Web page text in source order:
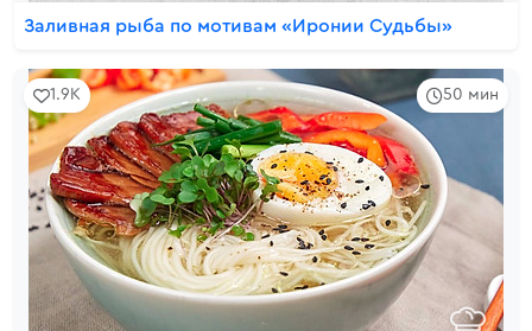
Заливная рыба по мотивам «Иронии Судьбы»
50 мин
1.9K